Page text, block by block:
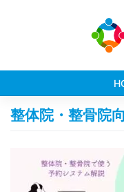
整体院・整骨院